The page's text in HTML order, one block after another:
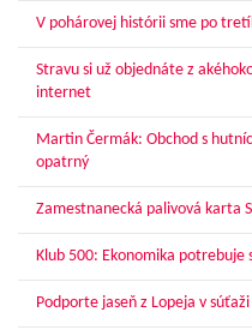
V pohárovej histórii sme po
Stravu si už objednáte z
internet
Martin Čermák: Obchod s
opatrný
Zamestnanecká palivová karta
Klub 500: Ekonomika
Podporte jaseň z Lopeja v